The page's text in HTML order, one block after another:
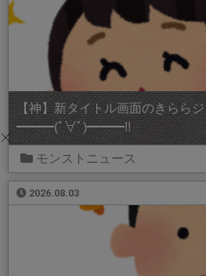
【神】新タイトル画面のきらら
━━━(ﾟ∀ﾟ)━━━!!
モンストニュース
2026.08.03